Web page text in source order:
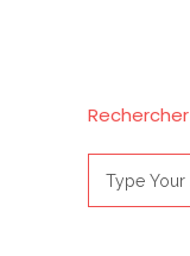
Rechercher
for: